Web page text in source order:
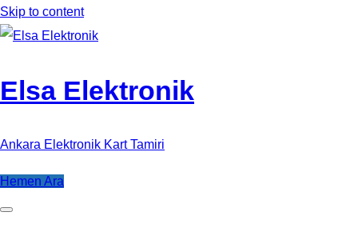
Skip to content
Elsa Elektronik
Ankara Elektronik Kart Tamiri
Hemen Ara